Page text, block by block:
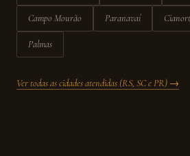
Campo Mourão Paranavaí
Palmas
Ver todas as cidades atendidas (RS, SC e PR) →